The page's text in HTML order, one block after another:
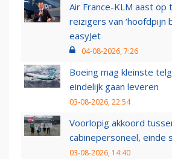
Air France-KLM aast op
reizigers van ‘hoofdpijn
easyJet
04-08-2026, 7:26
Boeing mag kleinste
eindelijk gaan leveren
03-08-2026, 22:54
Voorlopig akkoord
cabinepersoneel, einde
03-08-2026, 14:40